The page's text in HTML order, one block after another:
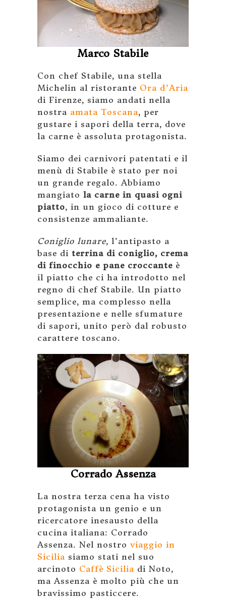
Marco Stabile
Con chef Stabile, una stella
Michelin al ristorante Ora d’Aria
di Firenze, siamo andati nella
nostra amata Toscana, per
gustare i sapori della terra, dove
la carne è assoluta protagonista.
Siamo dei carnivori patentati e il
menù di Stabile è stato per noi
un grande regalo. Abbiamo
mangiato la carne in quasi ogni
piatto, in un gioco di cotture e
consistenze ammaliante.
Coniglio lunare, l’antipasto a
base di terrina di coniglio, crema
di finocchio e pane croccante è
il piatto che ci ha introdotto nel
regno di chef Stabile. Un piatto
semplice, ma complesso nella
presentazione e nelle sfumature
di sapori, unito però dal robusto
carattere toscano.
Corrado Assenza
La nostra terza cena ha visto
protagonista un genio e un
ricercatore inesausto della
cucina italiana: Corrado
Assenza. Nel nostro viaggio in
Sicilia siamo stati nel suo
arcinoto Caffè Sicilia di Noto,
ma Assenza è molto più che un
bravissimo pasticcere.